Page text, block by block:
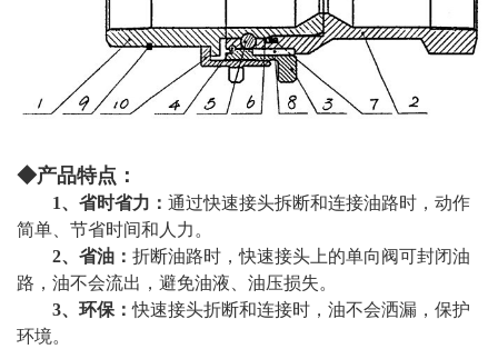
◆产品特点：
1、省时省力： 通过快速接头拆断和连接油路时，动作
简单、节省时间和人力。
2、省油： 折断油路时，快速接头上的单向阀可封闭油
路，油不会流出，避免油液、油压损失。
3、环保：快速接头折断和连接时，油不会洒漏，保护
环境。